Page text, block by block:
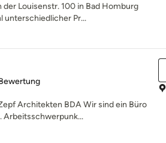
Louisenstr. 100 in Bad Homburg
unterschiedlicher Pr...
5 von 5 Sternen
Architekten BDA Wir sind ein Büro